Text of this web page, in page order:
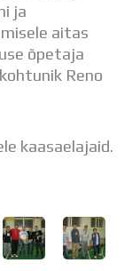
ja
aitas
õpetaja
Reno
kaasaelajaid.